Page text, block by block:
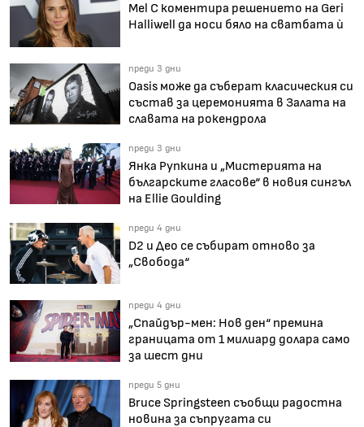
Mel C коментира решението на Geri
Halliwell да носи бяло на сватбата ѝ
преди 3 дни
Oasis може да съберат класическия си
състав за церемонията в Залата на
славата на рокендрола
преди 3 дни
Янка Рупкина и „Мистерията на
българските гласове“ в новия сингъл
на Ellie Goulding
преди 4 дни
D2 и Део се събират отново за
„Свобода“
преди 4 дни
„Спайдър-мен: Нов ден“ премина
границата от 1 милиард долара само
за шест дни
преди 5 дни
Bruce Springsteen съобщи радостна
новина за съпругата си